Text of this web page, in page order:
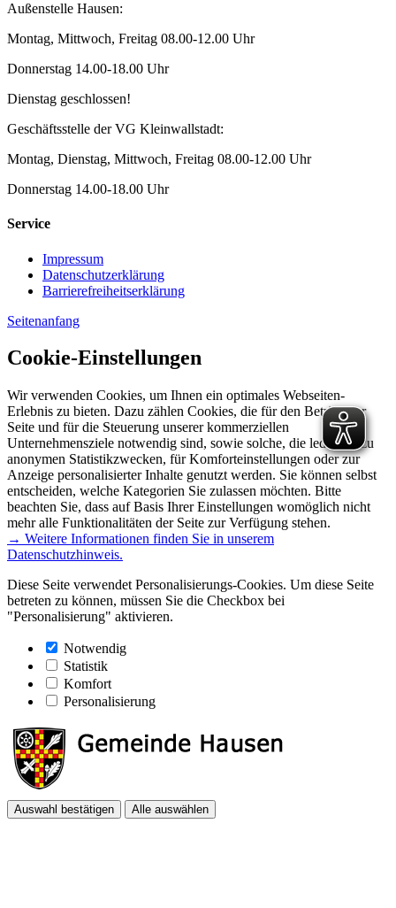
Außenstelle Hausen:
Montag, Mittwoch, Freitag 08.00-12.00 Uhr
Donnerstag 14.00-18.00 Uhr
Dienstag geschlossen!
Geschäftsstelle der VG Kleinwallstadt:
Montag, Dienstag, Mittwoch, Freitag 08.00-12.00 Uhr
Donnerstag 14.00-18.00 Uhr
Service
Impressum
Datenschutzerklärung
Barrierefreiheitserklärung
Seitenanfang
Cookie-Einstellungen
Wir verwenden Cookies, um Ihnen ein optimales Webseiten-
Erlebnis zu bieten. Dazu zählen Cookies, die für den Betrieb der
Seite und für die Steuerung unserer kommerziellen
Unternehmensziele notwendig sind, sowie solche, die lediglich zu
anonymen Statistikzwecken, für Komforteinstellungen oder zur
Anzeige personalisierter Inhalte genutzt werden. Sie können selbst
entscheiden, welche Kategorien Sie zulassen möchten. Bitte
beachten Sie, dass auf Basis Ihrer Einstellungen womöglich nicht
mehr alle Funktionalitäten der Seite zur Verfügung stehen.
→ Weitere Informationen finden Sie in unserem
Datenschutzhinweis.
Diese Seite verwendet Personalisierungs-Cookies. Um diese Seite
betreten zu können, müssen Sie die Checkbox bei
"Personalisierung" aktivieren.
Notwendig
Statistik
Komfort
Personalisierung
Auswahl bestätigen Alle auswählen